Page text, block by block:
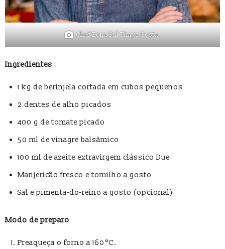
Chef Zona Sul Thays Costa.
Ingredientes
1 kg de berinjela cortada em cubos pequenos
2 dentes de alho picados
400 g de tomate picado
50 ml de vinagre balsâmico
100 ml de azeite extravirgem clássico Due
Manjericão fresco e tomilho a gosto
Sal e pimenta-do-reino a gosto (opcional)
Modo de preparo
Preaqueça o forno a 160 °C.